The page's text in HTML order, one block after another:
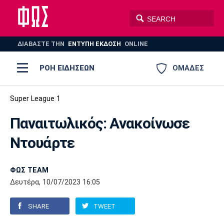
ΔΙΑΒΑΣΤΕ THN ΕΝΤΥΠΗ ΕΚΔΟΣΗ ONLINE
ΟΜΑΔΕΣ
ΡΟΗ ΕΙΔΗΣΕΩΝ
ΠΟΔΟΣΦΑΙΡΟ
ΣΠΟΡ
AUTO-MOTO
Ποδόσφαιρο
Super League 1
Super League 2
Γ Εθνική
Ελλάδα
Μπάσκετ
Ελλάδα
Εθνική
EuroLeague
Ολυμπιακοί Αγώνες
Βόλεϊ
Πόλο
Ολυμπιακός
Παναθηναϊκός Ατρόμητος
Super League 1
Παναιτωλικός: Ανακοίνωσε
Ντουάρτε
ΦΩΣ TEAM
Δευτέρα, 10/07/2023 16:05
SHARE TWEET